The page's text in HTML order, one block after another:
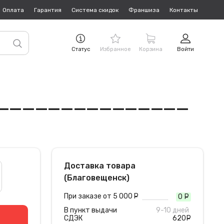
Оплата Гарантия Система скидок Франшиза Контакты
Статус Избранное Корзина Войти
Доставка товара
(Благовещенск)
При заказе от 5 000 0
В пункт выдачи
СДЭК
9-10 дней
620